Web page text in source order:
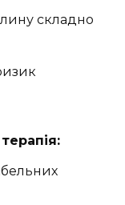
складно